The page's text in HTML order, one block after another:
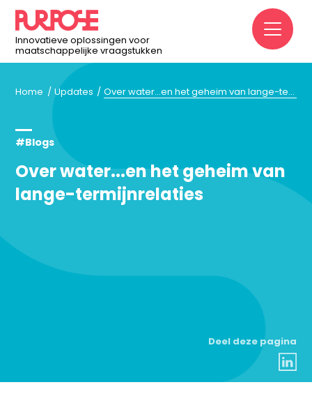
Innovatieve oplossingen voor
maatschappelijke vraagstukken
Home Updates Over water…en het geheim van lange-termijnrelaties
#Blogs
Over water...en het geheim van
lange-termijnrelaties
Deel deze pagina